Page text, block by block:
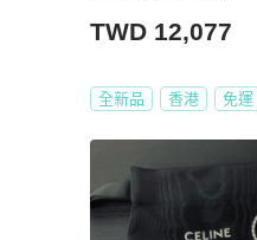
TWD 12,077
全新品 香港 免運